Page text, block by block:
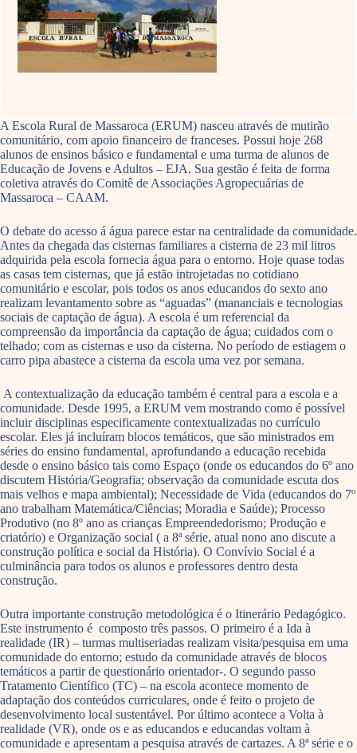
A Escola Rural de Massaroca (ERUM) nasceu através de mutirão
comunitário, com apoio financeiro de franceses. Possui hoje 268
alunos de ensinos básico e fundamental e uma turma de alunos de
Educação de Jovens e Adultos – EJA. Sua gestão é feita de forma
coletiva através do Comitê de Associações Agropecuárias de
Massaroca – CAAM.
O debate do acesso á água parece estar na centralidade da comunidade.
Antes da chegada das cisternas familiares a cisterna de 23 mil litros
adquirida pela escola fornecia água para o entorno. Hoje quase todas
as casas tem cisternas, que já estão introjetadas no cotidiano
comunitário e escolar, pois todos os anos educandos do sexto ano
realizam levantamento sobre as “aguadas” (mananciais e tecnologias
sociais de captação de água). A escola é um referencial da
compreensão da importância da captação de água; cuidados com o
telhado; com as cisternas e uso da cisterna. No período de estiagem o
carro pipa abastece a cisterna da escola uma vez por semana.
A contextualização da educação também é central para a escola e a
comunidade. Desde 1995, a ERUM vem mostrando como é possível
incluir disciplinas especificamente contextualizadas no currículo
escolar. Eles já incluíram blocos temáticos, que são ministrados em
séries do ensino fundamental, aprofundando a educação recebida
desde o ensino básico tais como Espaço (onde os educandos do 6º ano
discutem História/Geografia; observação da comunidade escuta dos
mais velhos e mapa ambiental); Necessidade de Vida (educandos do 7º
ano trabalham Matemática/Ciências; Moradia e Saúde); Processo
Produtivo (no 8º ano as crianças Empreendedorismo; Produção e
criatório) e Organização social ( a 8ª série, atual nono ano discute a
construção política e social da História). O Convívio Social é a
culminância para todos os alunos e professores dentro desta
construção.
Outra importante construção metodológica é o Itinerário Pedagógico.
Este instrumento é composto três passos. O primeiro é a Ida à
realidade (IR) – turmas multiseriadas realizam visita/pesquisa em uma
comunidade do entorno; estudo da comunidade através de blocos
temáticos a partir de questionário orientador-. O segundo passo
Tratamento Científico (TC) – na escola acontece momento de
adaptação dos conteúdos curriculares, onde é feito o projeto de
desenvolvimento local sustentável. Por último acontece a Volta à
realidade (VR), onde os e as educandos e educandas voltam à
comunidade e apresentam a pesquisa através de cartazes. A 8ª série e o